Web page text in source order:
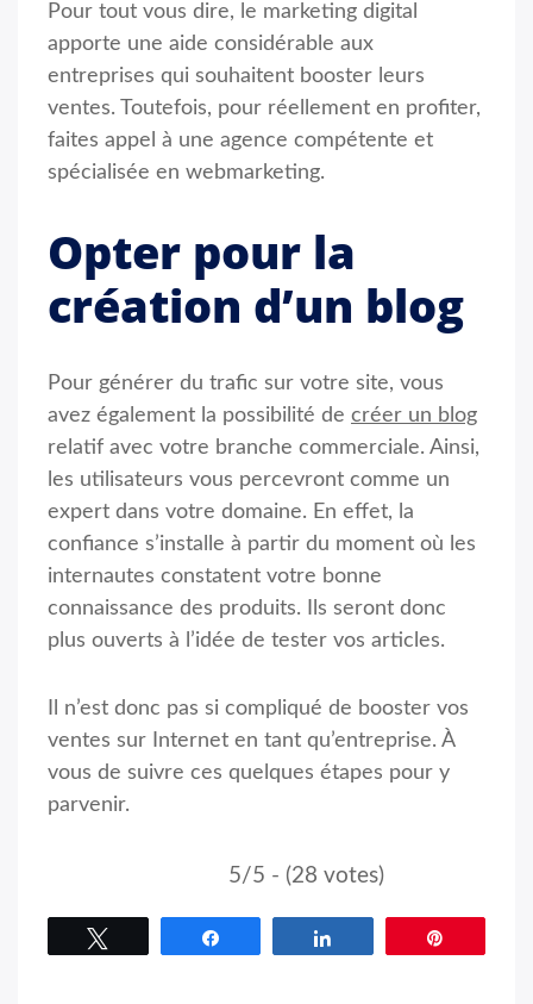
Pour tout vous dire, le marketing digital
apporte une aide considérable aux
entreprises qui souhaitent booster leurs
ventes. Toutefois, pour réellement en profiter,
faites appel à une agence compétente et
spécialisée en webmarketing.
Opter pour la
création d’un blog
Pour générer du trafic sur votre site, vous
avez également la possibilité de créer un blog
relatif avec votre branche commerciale. Ainsi,
les utilisateurs vous percevront comme un
expert dans votre domaine. En effet, la
confiance s’installe à partir du moment où les
internautes constatent votre bonne
connaissance des produits. Ils seront donc
plus ouverts à l’idée de tester vos articles.
Il n’est donc pas si compliqué de booster vos
ventes sur Internet en tant qu’entreprise. À
vous de suivre ces quelques étapes pour y
parvenir.
5/5 - (28 votes)